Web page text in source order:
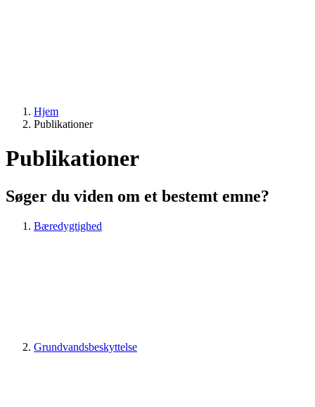
Hjem
Publikationer
Publikationer
Søger du viden om et bestemt emne?
Bæredygtighed
Grundvandsbeskyttelse